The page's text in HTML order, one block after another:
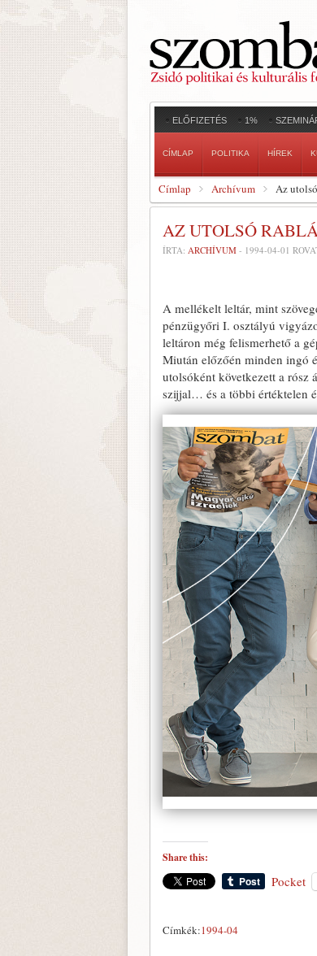
ELŐFIZETÉS 1%
CÍMLAP POLITIKA HÍREK
Címlap Archívum Az
AZ UTOLSÓ
ÍRTA: ARCHÍVUM - 1994-04-01
A mellékelt leltár, mint
pénzügyőri I. osztályú
leltáron még felismerhető a
Miután előzőén minden ingó
utolsóként következett a
szijjal… és a többi értéktelen
Share this:
Pocket
Címkék:1994-04